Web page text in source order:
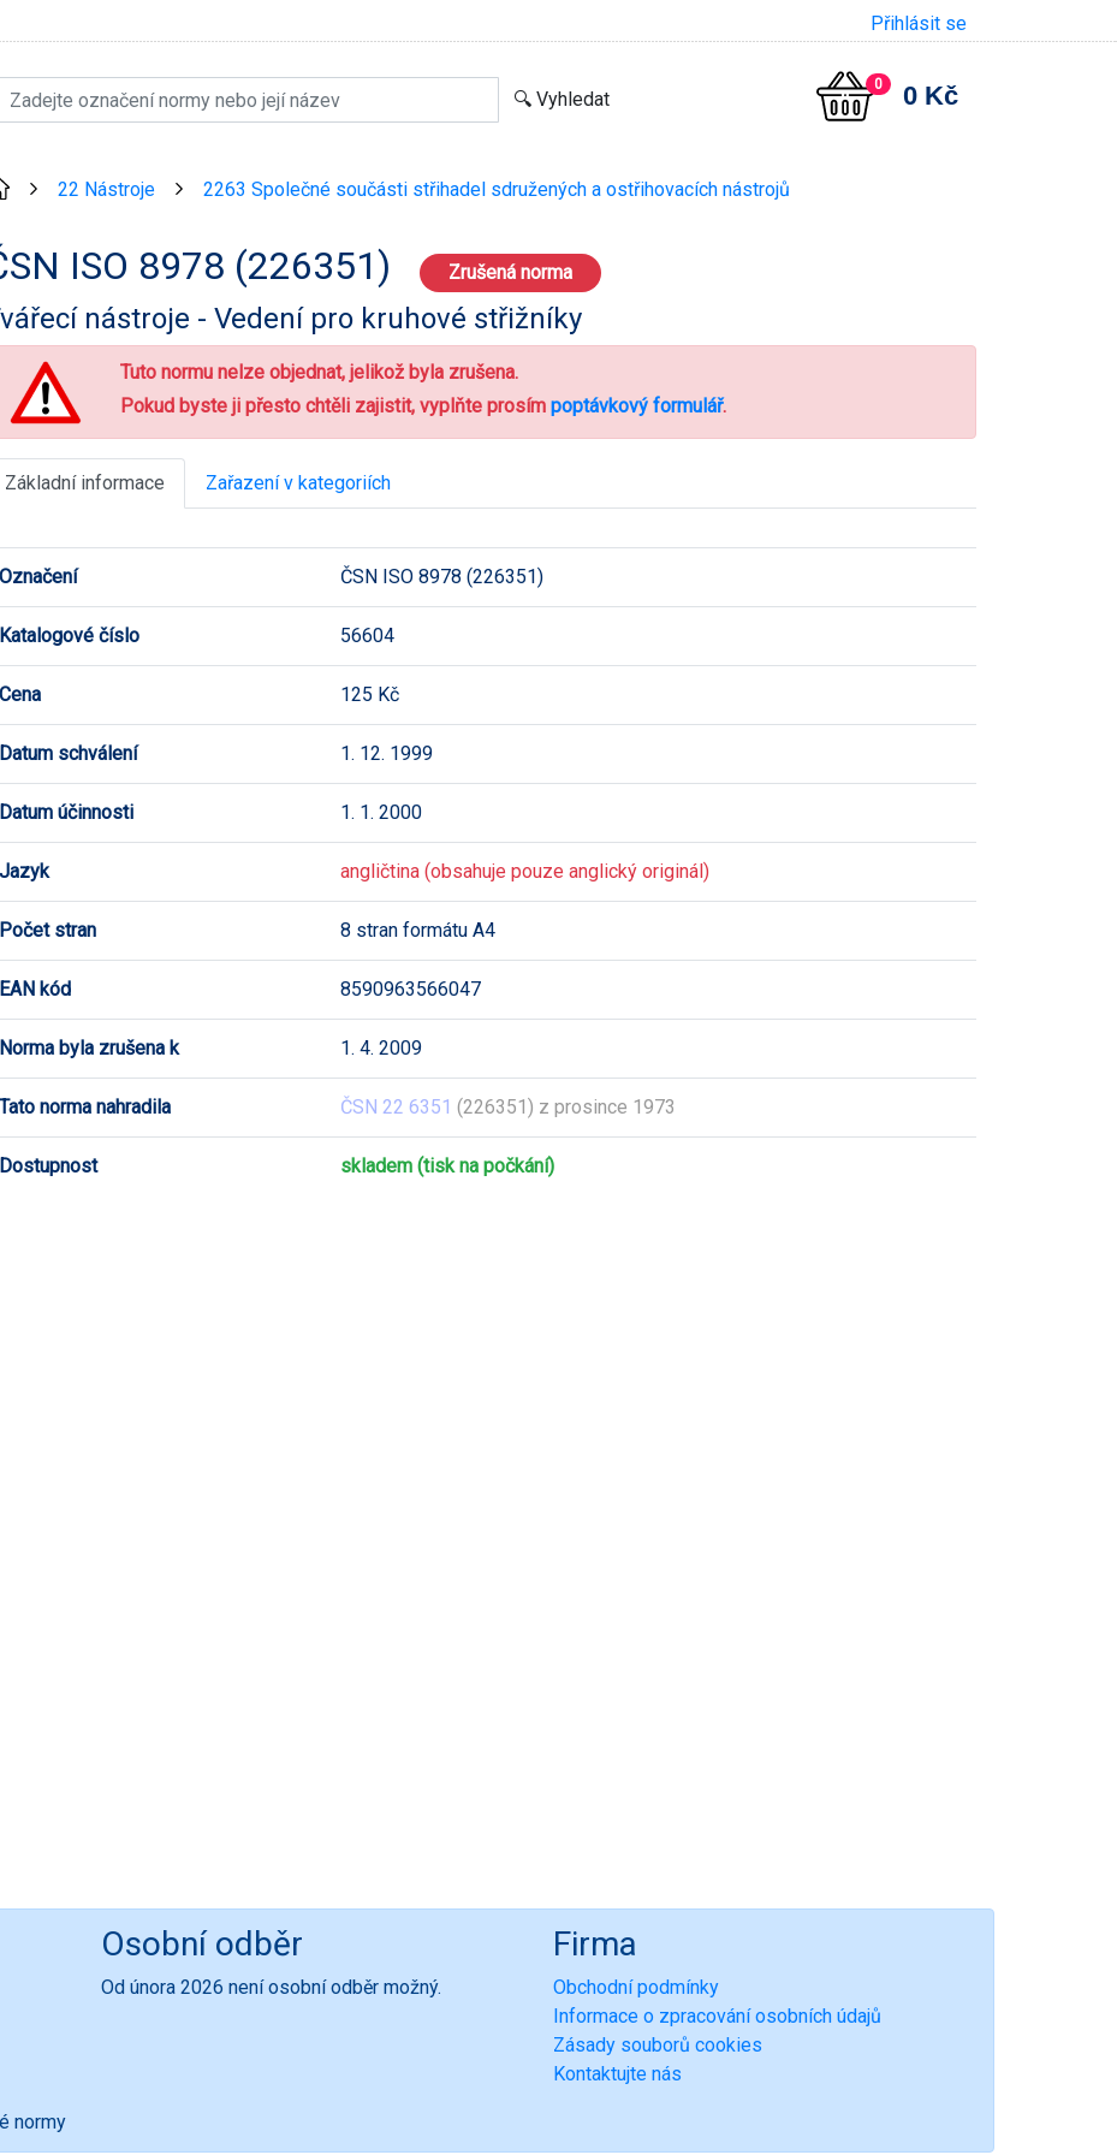
Přihlásit se
0 0 Kč
22 Nástroje 2263 Společné součásti střihadel sdružených a ostřihovacích nástrojů
ISO 8978 (226351) Zrušená norma
nástroje - Vedení pro kruhové střižníky
Tuto normu nelze objednat, jelikož byla zrušena.
Pokud byste ji přesto chtěli zajistit, vyplňte prosím poptávkový formulář.
Základní informace Zařazení v kategoriích
Označení ČSN ISO 8978 (226351)
Katalogové číslo 56604
Cena 125 Kč
Datum schválení 1. 12. 1999
Datum účinnosti 1. 1. 2000
Jazyk angličtina (obsahuje pouze anglický originál)
Počet stran 8 stran formátu A4
EAN kód 8590963566047
Norma byla zrušena k 1. 4. 2009
Tato norma nahradila ČSN 22 6351 (226351) z prosince 1973
Dostupnost skladem (tisk na počkání)
Osobní odběr
Od února 2026 není osobní odběr možný.
Firma
Obchodní podmínky
Informace o zpracování osobních údajů
Zásady souborů cookies
Kontaktujte nás
normy